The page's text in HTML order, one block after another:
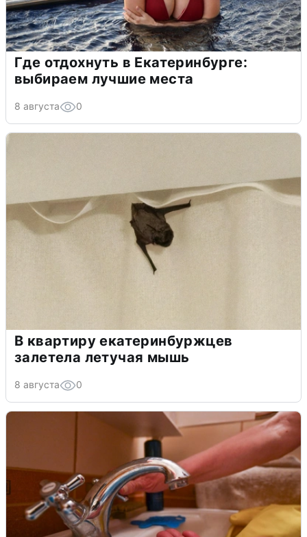
Где отдохнуть в Екатеринбурге:
выбираем лучшие места
8 августа 0
В квартиру екатеринбуржцев
залетела летучая мышь
8 августа 0